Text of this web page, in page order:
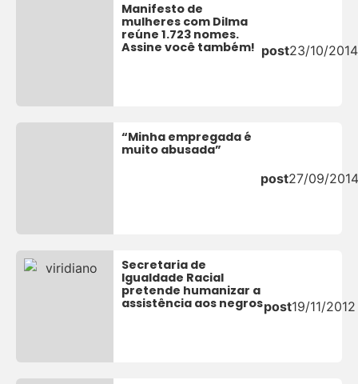
Manifesto de
mulheres com Dilma
reúne 1.723 nomes.
Assine você também! post23/10/2014
“Minha empregada é
muito abusada”
post27/09/2014
Secretaria de
Igualdade Racial
pretende humanizar a
assistência aos negrospost19/11/2012